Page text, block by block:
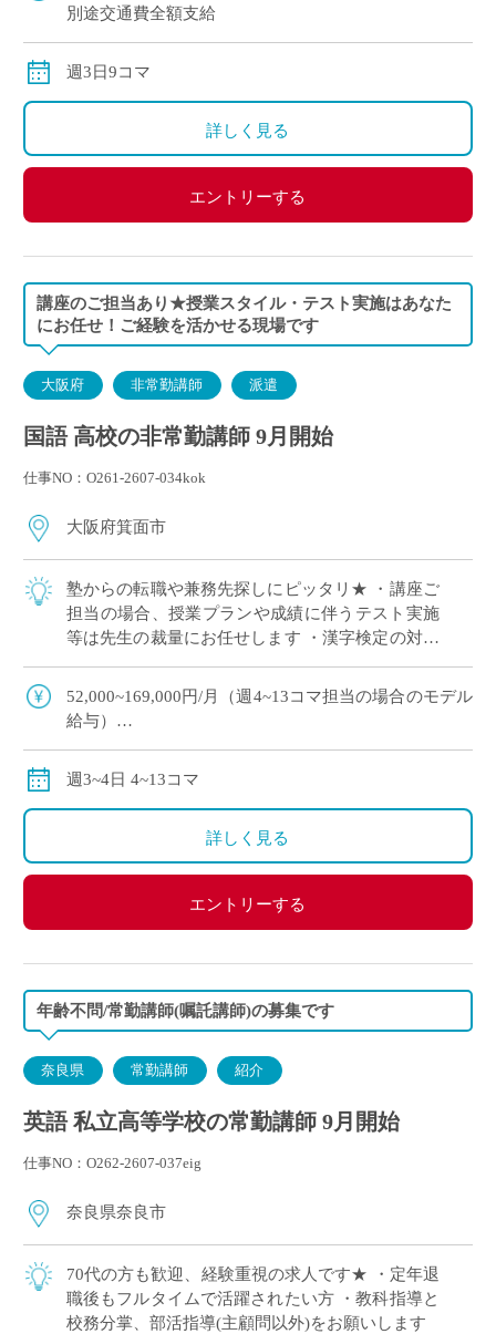
別途交通費全額支給
週3日9コマ
詳しく見る
エントリーする
講座のご担当あり★授業スタイル・テスト実施はあなた
にお任せ！ご経験を活かせる現場です
大阪府 非常勤講師 派遣
国語 高校の非常勤講師 9月開始
仕事NO：O261-2607-034kok
大阪府箕面市
塾からの転職や兼務先探しにピッタリ★ ・講座ご
担当の場合、授業プランや成績に伴うテスト実施
等は先生の裁量にお任せします ・漢字検定の対策
授業など、ご興味のある方ぜひエントリーくださ
い ・通常の国語科のご指導は、教科書レベ […]
52,000~169,000円/月（週4~13コマ担当の場合のモデル
給与）
交通費全額別途支給
週3~4日 4~13コマ
詳しく見る
エントリーする
年齢不問/常勤講師(嘱託講師)の募集です
奈良県 常勤講師 紹介
英語 私立高等学校の常勤講師 9月開始
仕事NO：O262-2607-037eig
奈良県奈良市
70代の方も歓迎、経験重視の求人です★ ・定年退
職後もフルタイムで活躍されたい方 ・教科指導と
校務分掌、部活指導(主顧問以外)をお願いします